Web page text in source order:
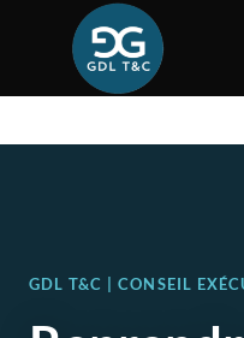
GDL T&C | CONSEIL